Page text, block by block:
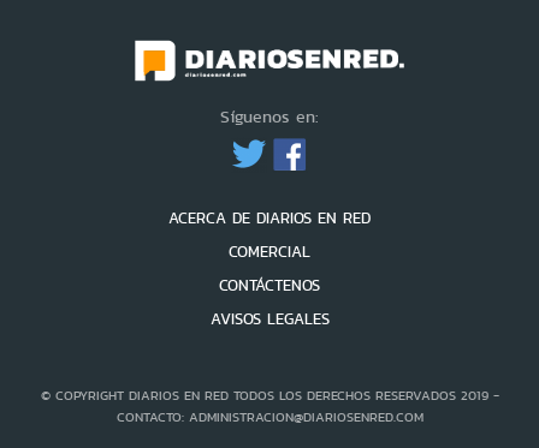
Síguenos en:
ACERCA DE DIARIOS EN RED
COMERCIAL
CONTÁCTENOS
AVISOS LEGALES
© COPYRIGHT DIARIOS EN RED TODOS LOS DERECHOS RESERVADOS 2019 -
CONTACTO: ADMINISTRACION@DIARIOSENRED.COM